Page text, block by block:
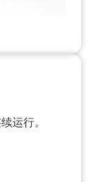
运行。